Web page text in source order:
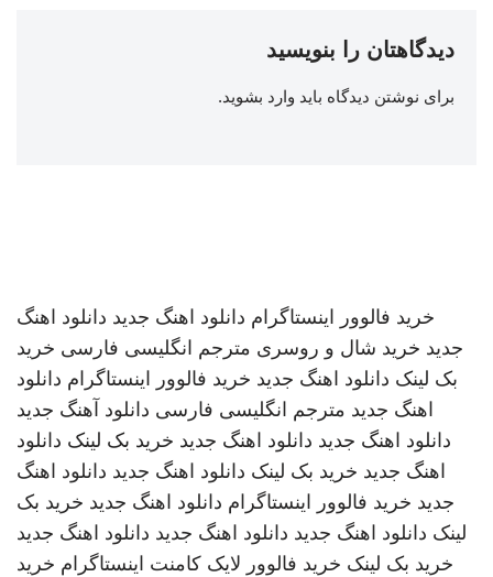
دیدگاهتان را بنویسید
برای نوشتن دیدگاه باید وارد بشوید.
خرید فالوور اینستاگرام دانلود اهنگ جدید دانلود اهنگ
جدید خرید شال و روسری مترجم انگلیسی فارسی خرید
بک لینک دانلود اهنگ جدید خرید فالوور اینستاگرام دانلود
اهنگ جدید مترجم انگلیسی فارسی دانلود آهنگ جدید
دانلود اهنگ جدید دانلود اهنگ جدید خرید بک لینک دانلود
اهنگ جدید خرید بک لینک دانلود اهنگ جدید دانلود اهنگ
جدید خرید فالوور اینستاگرام دانلود اهنگ جدید خرید بک
لینک دانلود اهنگ جدید دانلود اهنگ جدید دانلود اهنگ جدید
خرید بک لینک خرید فالوور لایک کامنت اینستاگرام خرید